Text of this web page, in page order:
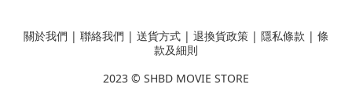
關於我們 | 聯絡我們 | 送貨方式 | 退換貨政策 | 隱私條款 | 條
款及細則
2023 © SHBD MOVIE STORE